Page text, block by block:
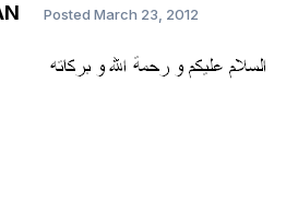
Posted March 23, 2012